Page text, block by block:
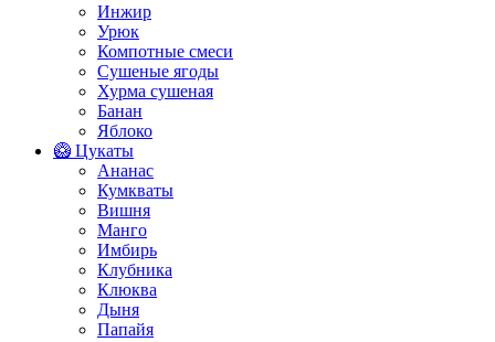
Инжир
Урюк
Компотные смеси
Сушеные ягоды
Хурма сушеная
Банан
Яблоко
🥝 Цукаты
Ананас
Кумкваты
Вишня
Манго
Имбирь
Клубника
Клюква
Дыня
Папайя